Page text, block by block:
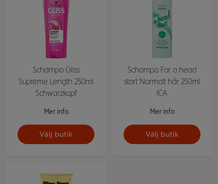
Schampo Gliss
Supreme Length 250ml
Schwarzkopf
Mer info
Välj butik
Schampo For a head
start Normalt hår 250ml
ICA
Mer info
Välj butik